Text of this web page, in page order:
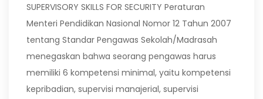
SUPERVISORY SKILLS FOR SECURITY Peraturan
Menteri Pendidikan Nasional Nomor 12 Tahun 2007
tentang Standar Pengawas Sekolah/Madrasah
menegaskan bahwa seorang pengawas harus
memiliki 6 kompetensi minimal, yaitu kompetensi
kepribadian, supervisi manajerial, supervisi